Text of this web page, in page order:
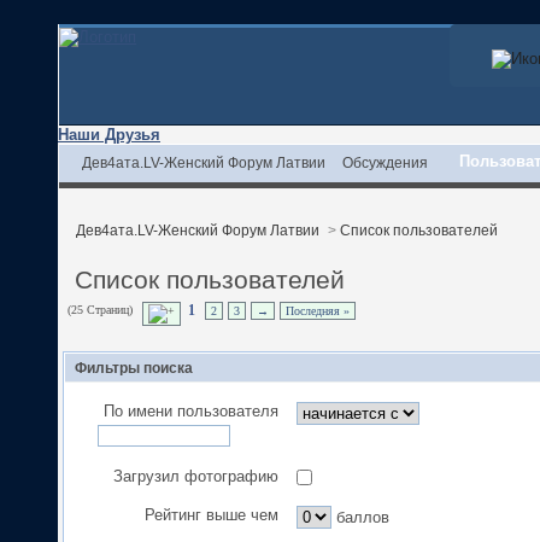
Наши Друзья
Дев4ата.LV-Женский Форум Латвии Обсуждения
Дев4ата.LV-Женский Форум Латвии > Список пользователей
Список пользователей
(25 Страниц) 1 2 3 → Последняя »
Фильтры поиска
По имени пользователя
Загрузил фотографию
Рейтинг выше чем баллов